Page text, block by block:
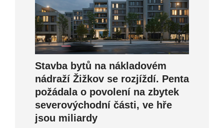
Stavba bytů na nákladovém
nádraží Žižkov se rozjíždí. Penta
požádala o povolení na zbytek
severovýchodní části, ve hře
jsou miliardy